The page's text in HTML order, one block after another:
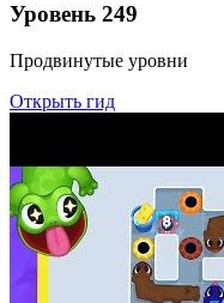
Уровень 249
Продвинутые уровни
Открыть гид